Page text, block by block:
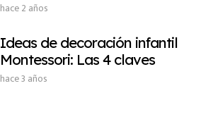
hace 2 años
Ideas de decoración infantil
Montessori: Las 4 claves
hace 3 años